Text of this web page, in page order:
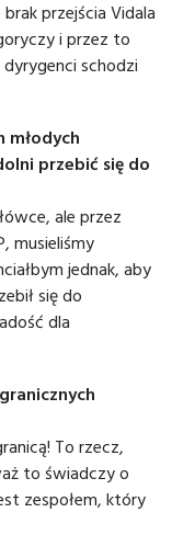
przejścia Vidala
i przez to
schodzi
młodych
przebić się do
ale przez
musieliśmy
jednak, aby
się do
dla
To rzecz,
to świadczy o
zespołem, który